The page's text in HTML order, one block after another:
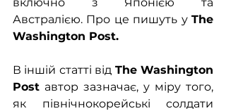
Австралією. Про це пишуть у The
Washington Post.
В іншій статті від The Washington
Post автор зазначає, у міру того,
як північнокорейські солдати